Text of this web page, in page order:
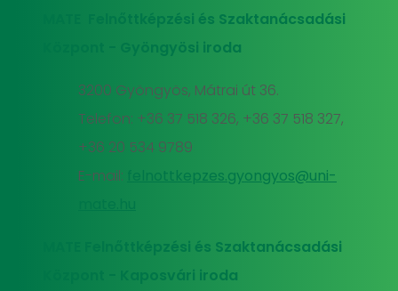
MATE Felnőttképzési és Szaktanácsadási
Központ - Gyöngyösi iroda
3200 Gyöngyös, Mátrai út 36.
Telefon: +36 37 518 326, +36 37 518 327,
+36 20 534 9789
E-mail:
felnottkepzes.gyongyos@uni-
MATE Felnőttképzési és Szaktanácsadási
Központ - Kaposvári iroda